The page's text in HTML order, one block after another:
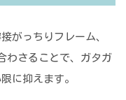
がっちりフレーム、
わさることで、ガタガ
に抑えます。